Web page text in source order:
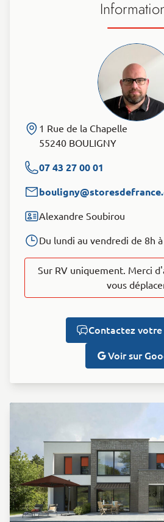
1 Rue de la Chapelle
55240 BOULIGNY
07 43 27 00 01
Alexandre Soubirou
Du lundi au vendredi de 8h
Sur RV uniquement. Merci
vous
Contactez votre
Voir sur